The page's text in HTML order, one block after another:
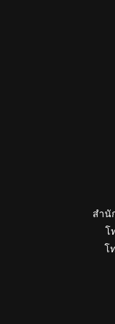
สำนั
โ
โ